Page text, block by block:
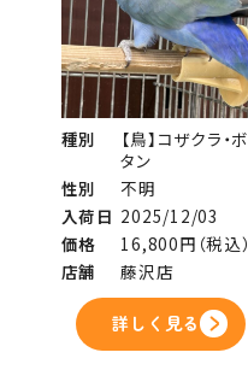
種別
【鳥】コザクラ・ボ
タン
性別
不明
入荷日 2025/12/03
価格
16,800円（税込）
店舗
藤沢店
詳しく見る